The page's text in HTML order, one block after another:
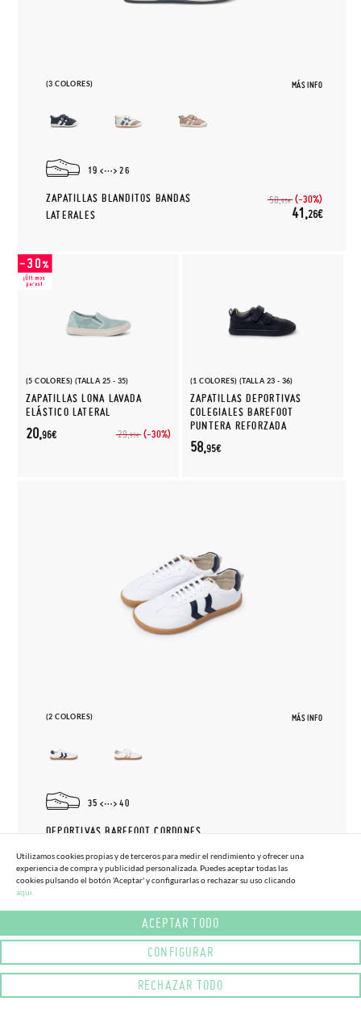
(3 COLORES) MÁS INFO
19 26
ZAPATILLAS BLANDITOS BANDAS
LATERALES
58,95€ (-30%)
41,26€
(5 COLORES) (TALLA 25 - 35)
ZAPATILLAS LONA LAVADA
ELÁSTICO LATERAL
29,95€ (-30%)
20,96€
(1 COLORES) (TALLA 23 - 36)
ZAPATILLAS DEPORTIVAS
COLEGIALES BAREFOOT
PUNTERA REFORZADA
58,95€
(2 COLORES) MÁS INFO
35 40
DEPORTIVAS BAREFOOT CORDONES
Utilizamos cookies propias y de terceros para medir el rendimiento y ofrecer una
experiencia de compra y publicidad personalizada. Puedes aceptar todas las
cookies pulsando el botón 'Aceptar' y configurarlas o rechazar su uso clicando
aqui.
ACEPTAR TODO
CONFIGURAR
RECHAZAR TODO